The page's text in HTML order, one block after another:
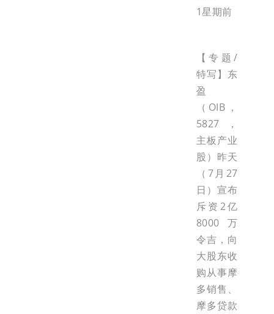
1星期前
【专题/
特写】东
盈
（OIB，
5827，
主板产业
股）昨天
（7月27
日）宣布
斥资2亿
8000万
令吉，向
大股东收
购从事摩
多销售、
摩多贷款